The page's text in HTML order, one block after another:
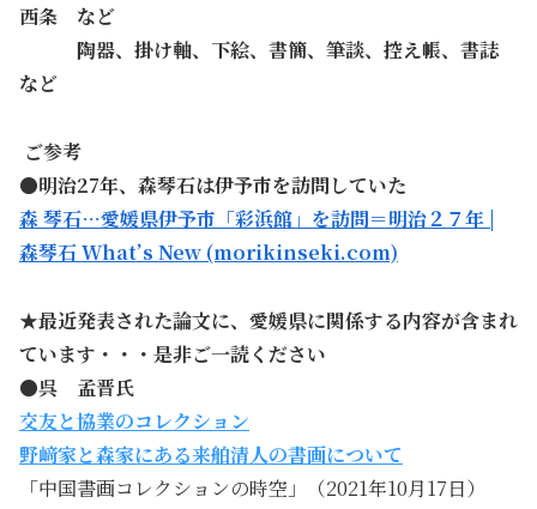
西条 など
陶器、掛け軸、下絵、書簡、筆談、控え帳、書誌
など
ご参考
●明治27年、森琴石は伊予市を訪問していた
森 琴石…愛媛県伊予市「彩浜館」を訪問＝明治２７年 |
森琴石 What’s New (morikinseki.com)
★最近発表された論文に、愛媛県に関係する内容が含まれ
ています・・・是非ご一読ください
●呉 孟晋氏
交友と協業のコレクション
野﨑家と森家にある来舶清人の書画について
「中国書画コレクションの時空」（2021年10月17日）